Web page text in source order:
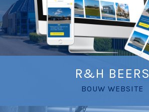
R&H BEERS
BOUW WEBSITE